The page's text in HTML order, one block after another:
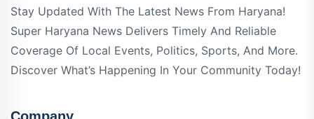
Stay Updated With The Latest News From Haryana!
Super Haryana News Delivers Timely And Reliable
Coverage Of Local Events, Politics, Sports, And More.
Discover What’s Happening In Your Community Today!